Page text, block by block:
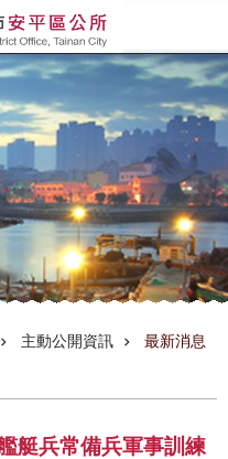
主動公開資訊 最新消息
艇兵常備兵軍事訓練